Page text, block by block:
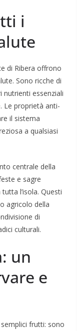
i
di Ribera offrono
Sono ricche di
nutrienti essenziali
Le proprietà anti-
il sistema
a qualsiasi
centrale della
e sagre
l’isola. Questi
agricolo della
di
culturali.
un
e
frutti: sono